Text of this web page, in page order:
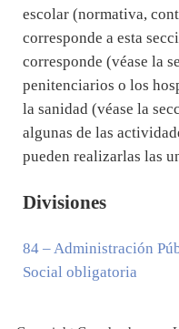
escolar (normativa,
corresponde a esta
corresponde (véase la
penitenciarios o los
la sanidad (véase la
algunas de las
pueden realizarlas las
Divisiones
84– Administración
Social obligatoria